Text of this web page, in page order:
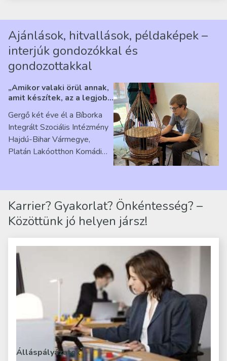
Ajánlások, hitvallások, példaképek –
interjúk gondozókkal és
gondozottakkal
„Amikor valaki örül annak,
amit készítek, az a legjobb
Ribárszky Gergő ellátottal
Gergő két éve él a Bíborka
Integrált Szociális Intézmény
Hajdú-Bihar Vármegye,
Platán Lakóotthon Komádi
Karrier? Gyakorlat? Önkéntesség? –
Közöttünk jó helyen jársz!
Álláspályázatok